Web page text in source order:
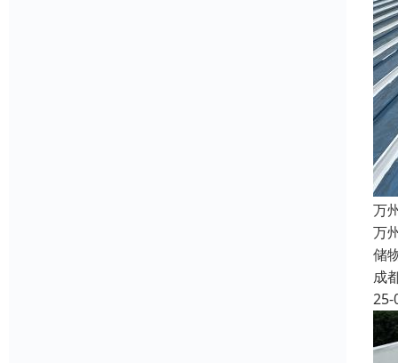
万
万
储
成
25-